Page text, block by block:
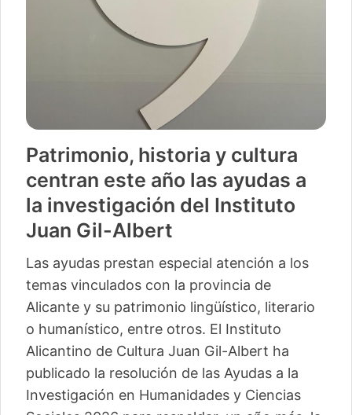
Patrimonio, historia y cultura
centran este año las ayudas a
la investigación del Instituto
Juan Gil-Albert
Las ayudas prestan especial atención a los
temas vinculados con la provincia de
Alicante y su patrimonio lingüístico, literario
o humanístico, entre otros. El Instituto
Alicantino de Cultura Juan Gil-Albert ha
publicado la resolución de las Ayudas a la
Investigación en Humanidades y Ciencias